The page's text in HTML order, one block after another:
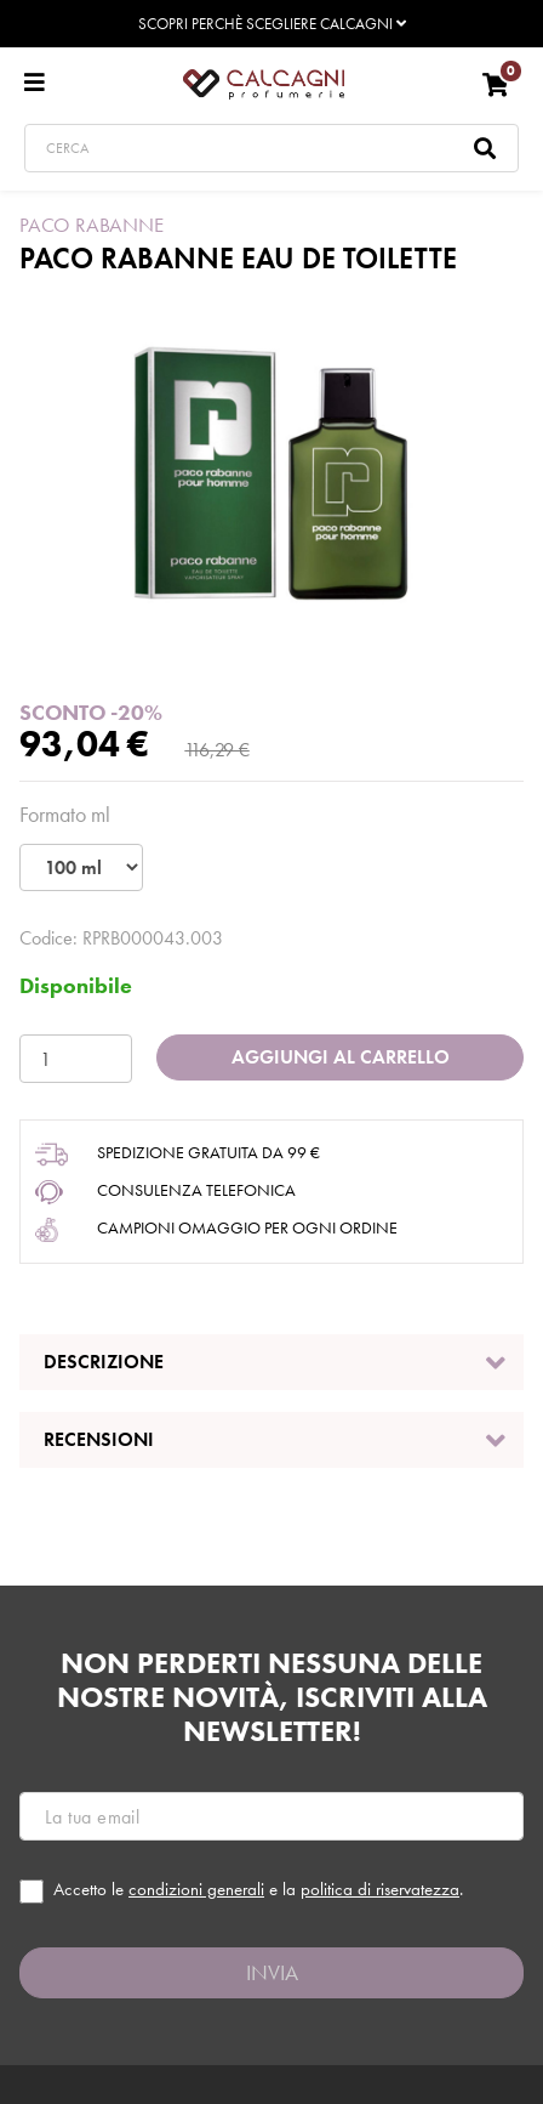
SCOPRI PERCHÈ SCEGLIERE CALCAGNI
0
PACO RABANNE
PACO RABANNE EAU DE TOILETTE
SCONTO -20%
93,04 € 116,29 €
Formato ml
Codice: RPRB000043.003
Disponibile
AGGIUNGI AL CARRELLO
SPEDIZIONE GRATUITA DA 99 €
CONSULENZA TELEFONICA
CAMPIONI OMAGGIO PER OGNI ORDINE
DESCRIZIONE
RECENSIONI
NON PERDERTI NESSUNA DELLE
NOSTRE NOVITÀ, ISCRIVITI ALLA
NEWSLETTER!
Accetto le condizioni generali e la politica di riservatezza.
INVIA